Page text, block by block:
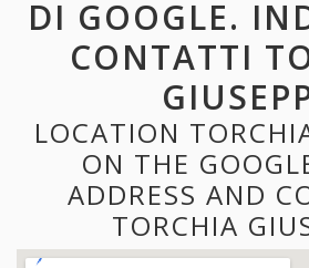
DI GOOGLE.
CONTATTI
LOCATION
ON THE
ADDRESS AND
TORCHIA